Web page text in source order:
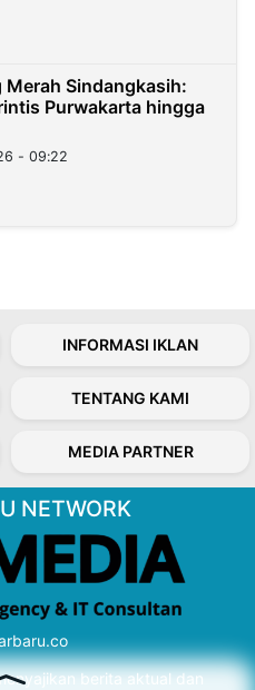
Merah Sindangkasih:
Purwakarta hingga
- 09:22
INFORMASI IKLAN
TENTANG KAMI
MEDIA PARTNER
NETWORK
berita aktual dan